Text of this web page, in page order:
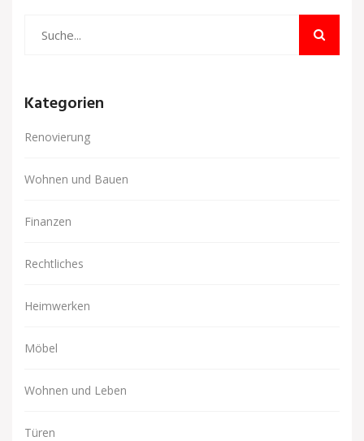
Kategorien
Renovierung
Wohnen und Bauen
Finanzen
Rechtliches
Heimwerken
Möbel
Wohnen und Leben
Türen